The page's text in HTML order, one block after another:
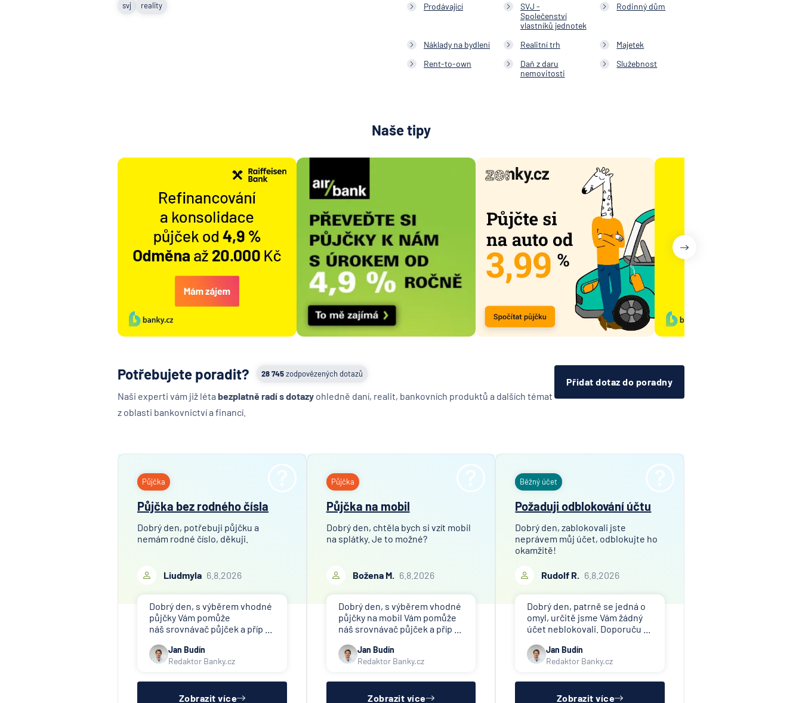
svj reality Prodávající
SVJ -
Společenství
vlastníků jednotek
Rodinný dům
Náklady na bydlení Realitní trh
Majetek
Rent-to-own
Daň z daru
nemovitosti
Služebnost
Naše tipy
28 745zodpovězených dotazů
Potřebujete poradit?
Naši experti vám již léta bezplatně radí s dotazy ohledně daní, realit, bankovních produktů a dalších témat
z oblasti bankovnictví a financí.
Přidat dotaz do poradny
Půjčka
Půjčka bez rodného čísla
Dobrý den, potřebuji půjčku a
nemám rodné číslo, děkuji.
Liudmyla 6.8.2026
Dobrý den, s výběrem vhodné
půjčky Vám pomůže
náš srovnávač půjček a příp ...
Jan Budín
Redaktor Banky.cz
Zobrazit více
Půjčka
Půjčka na mobil
Dobrý den, chtěla bych si vzít mobil
na splátky. Je to možné?
Božena M. 6.8.2026
Dobrý den, s výběrem vhodné
půjčky na mobil Vám pomůže
náš srovnávač půjček a příp ...
Jan Budín
Redaktor Banky.cz
Zobrazit více
Běžný účet
Požaduji odblokování účtu
Dobrý den, zablokovali jste
neprávem můj účet, odblokujte ho
okamžitě!
Rudolf R. 6.8.2026
Dobrý den, patrně se jedná o
omyl, určitě jsme Vám žádný
účet neblokovali. Doporuču ...
Jan Budín
Redaktor Banky.cz
Zobrazit více